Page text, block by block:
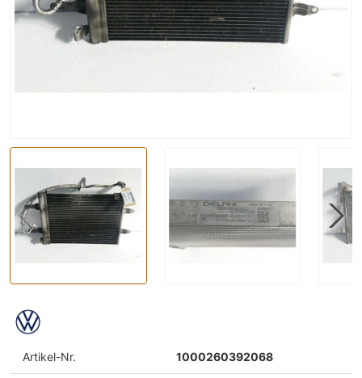
Artikel-Nr. 1000260392068